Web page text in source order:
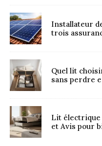
Installateur
trois
Quel lit
sans perdre
Lit électrique
et Avis pour